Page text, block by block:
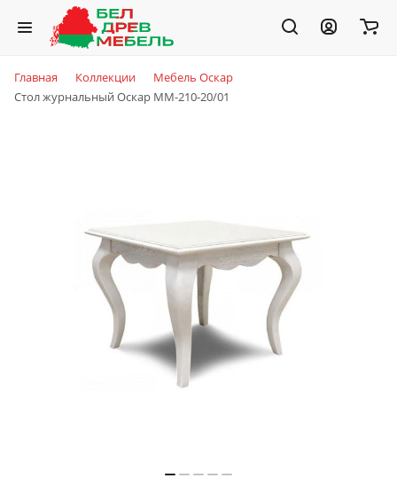
Главная Коллекции
Мебель Оскар
Стол журнальный Оскар ММ-210-20/01